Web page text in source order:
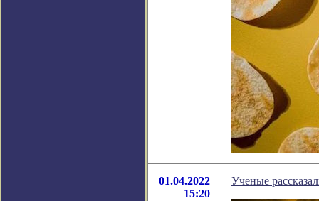
01.04.2022
15:20
Ученые